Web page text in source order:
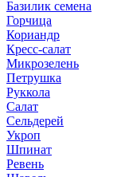
Базилик семена
Горчица
Кориандр
Кресс-салат
Микрозелень
Петрушка
Руккола
Салат
Сельдерей
Укроп
Шпинат
Ревень